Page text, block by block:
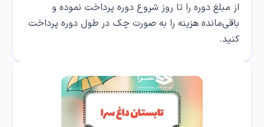
از مبلغ دوره را تا روز شروع دوره پرداخت نموده و
باقی‌مانده هزینه را به صورت چک در طول دوره پرداخت
کنید.